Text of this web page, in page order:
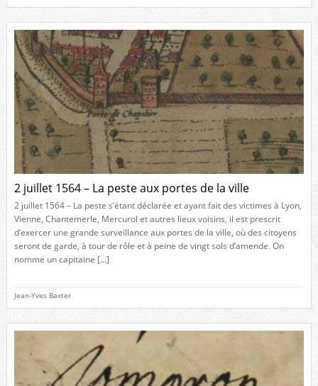
2 juillet 1564 – La peste aux portes de la ville
2 juillet 1564 – La peste s’étant déclarée et ayant fait des victimes à Lyon,
Vienne, Chantemerle, Mercurol et autres lieux voisins, il est prescrit
d’exercer une grande surveillance aux portes de la ville, où des citoyens
seront de garde, à tour de rôle et à peine de vingt sols d’amende. On
nomme un capitaine […]
Jean-Yves Baxter